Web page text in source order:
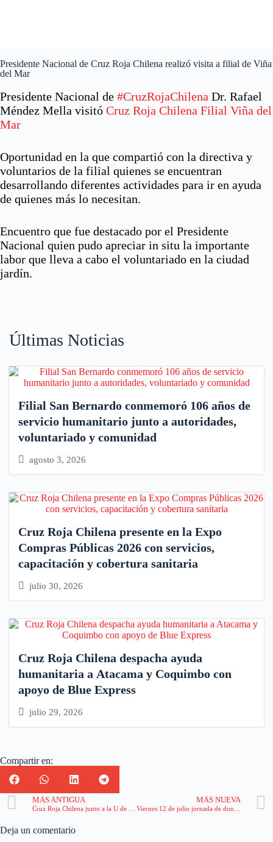
Presidente Nacional de Cruz Roja Chilena realizó visita a filial de Viña
del Mar
Presidente Nacional de #CruzRojaChilena Dr. Rafael
Méndez Mella visitó Cruz Roja Chilena Filial Viña del
Mar
Oportunidad en la que compartió con la directiva y
voluntarios de la filial quienes se encuentran
desarrollando diferentes actividades para ir en ayuda
de quienes más lo necesitan.
Encuentro que fue destacado por el Presidente
Nacional quien pudo apreciar in situ la importante
labor que lleva a cabo el voluntariado en la ciudad
jardín.
Últimas Noticias
Filial San Bernardo conmemoró 106 años de
servicio humanitario junto a autoridades,
voluntariado y comunidad
agosto 3, 2026
Cruz Roja Chilena presente en la Expo
Compras Públicas 2026 con servicios,
capacitación y cobertura sanitaria
julio 30, 2026
Cruz Roja Chilena despacha ayuda
humanitaria a Atacama y Coquimbo con
apoyo de Blue Express
julio 29, 2026
Compartir en:
MÁS ANTIGUA MÁS NUEVA
Deja un comentario